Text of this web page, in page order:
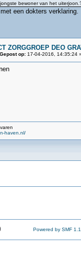
bewoner van het
een dokters verklaring.
ZORGGROEP DEO
op: 17-04-2016, 14:35:24
haven.nl/
Powered by SMF